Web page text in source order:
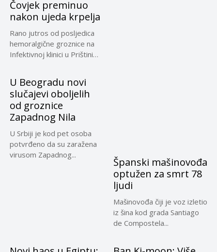
Čovjek preminuo
nakon ujeda krpelja
Rano jutros od posljedica
hemoralgične groznice na
Infektivnoj klinici u Prištini
U Beogradu novi
slučajevi oboljelih
od groznice
Zapadnog Nila
U Srbiji je kod pet osoba
potvrđeno da su zaražena
virusom Zapadnog...
Španski mašinovođa
optužen za smrt 78
ljudi
Mašinovođa čiji je voz izletio
iz šina kod grada Santiago
de Compostela...